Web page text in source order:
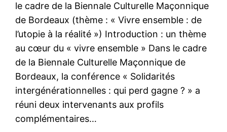
le cadre de la Biennale Culturelle Maçonnique
de Bordeaux (thème : « Vivre ensemble : de
l’utopie à la réalité ») Introduction : un thème
au cœur du « vivre ensemble » Dans le cadre
de la Biennale Culturelle Maçonnique de
Bordeaux, la conférence « Solidarités
intergénérationnelles : qui perd gagne ? » a
réuni deux intervenants aux profils
complémentaires…